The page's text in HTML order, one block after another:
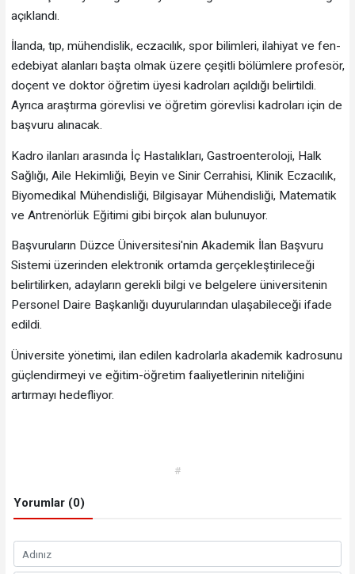
açıklandı.
İlanda, tıp, mühendislik, eczacılık, spor bilimleri, ilahiyat ve fen-
edebiyat alanları başta olmak üzere çeşitli bölümlere profesör,
doçent ve doktor öğretim üyesi kadroları açıldığı belirtildi.
Ayrıca araştırma görevlisi ve öğretim görevlisi kadroları için de
başvuru alınacak.
Kadro ilanları arasında İç Hastalıkları, Gastroenteroloji, Halk
Sağlığı, Aile Hekimliği, Beyin ve Sinir Cerrahisi, Klinik Eczacılık,
Biyomedikal Mühendisliği, Bilgisayar Mühendisliği, Matematik
ve Antrenörlük Eğitimi gibi birçok alan bulunuyor.
Başvuruların Düzce Üniversitesi'nin Akademik İlan Başvuru
Sistemi üzerinden elektronik ortamda gerçekleştirileceği
belirtilirken, adayların gerekli bilgi ve belgelere üniversitenin
Personel Daire Başkanlığı duyurularından ulaşabileceği ifade
edildi.
Üniversite yönetimi, ilan edilen kadrolarla akademik kadrosunu
güçlendirmeyi ve eğitim-öğretim faaliyetlerinin niteliğini
artırmayı hedefliyor.
#
Yorumlar (0)